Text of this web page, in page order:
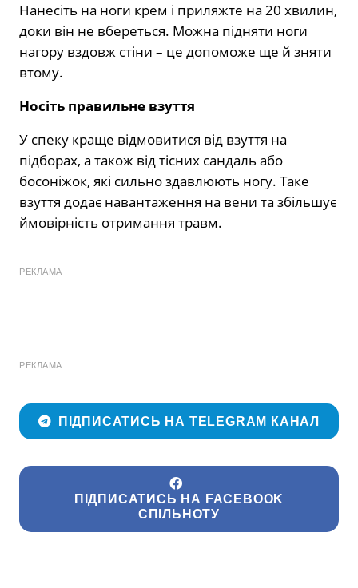
Нанесіть на ноги крем і приляжте на 20 хвилин,
доки він не вбереться. Можна підняти ноги
нагору вздовж стіни – це допоможе ще й зняти
втому.
Носіть правильне взуття
У спеку краще відмовитися від взуття на
підборах, а також від тісних сандаль або
босоніжок, які сильно здавлюють ногу. Таке
взуття додає навантаження на вени та збільшує
ймовірність отримання травм.
РЕКЛАМА
РЕКЛАМА
ПІДПИСАТИСЬ НА TELEGRAM КАНАЛ
ПІДПИСАТИСЬ НА FACEBOOK
СПІЛЬНОТУ